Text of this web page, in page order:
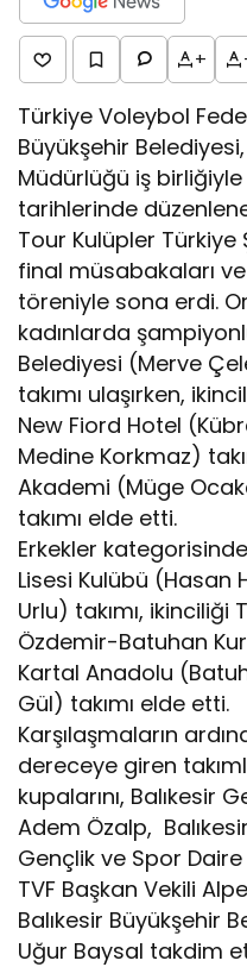
+
Türkiye Voleybol
Büyükşehir
Müdürlüğü iş
tarihlerinde
Tour Kulüpler
final müsabakaları
töreniyle sona erdi.
kadınlarda
Belediyesi (Merve
takımı ulaşırken,
New Fiord Hotel
Medine Korkmaz)
Akademi (Müge
takımı elde etti.
Erkekler
Lisesi Kulübü (Hasan
Urlu) takımı, ikinciliği
Özdemir-Batuhan
Kartal Anadolu
Gül) takımı elde etti.
Karşılaşmaların
dereceye giren
kupalarını, Balıkesir
Adem Özalp,
Gençlik ve Spor
TVF Başkan Vekili
Balıkesir Büyükşehir
Uğur Baysal takdim